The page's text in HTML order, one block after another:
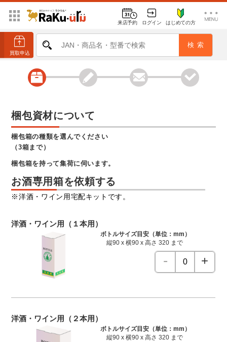
来店予約 ログイン はじめての方
梱包資材について
梱包箱の種類を選んでください
（3箱まで）
梱包箱を持って集荷に伺います。
お酒専用箱を依頼する
※洋酒・ワイン用宅配キットです。
洋酒・ワイン用（１本用）
ボトルサイズ目安（単位：mm）
縦90 x 横90 x 高さ 320 まで
洋酒・ワイン用（２本用）
ボトルサイズ目安（単位：mm）
縦90 x 横90 x 高さ 320 まで